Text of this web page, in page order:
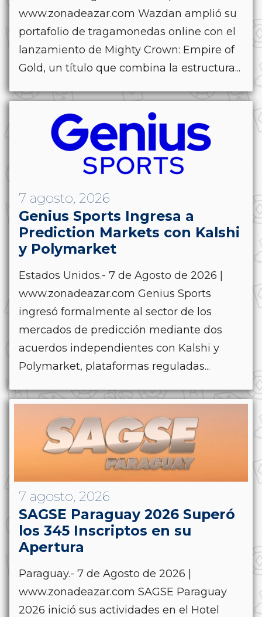
www.zonadeazar.com Wazdan amplió su
portafolio de tragamonedas online con el
lanzamiento de Mighty Crown: Empire of
Gold, un título que combina la estructura...
7 agosto, 2026
Genius Sports Ingresa a
Prediction Markets con Kalshi
y Polymarket
Estados Unidos.- 7 de Agosto de 2026 |
www.zonadeazar.com Genius Sports
ingresó formalmente al sector de los
mercados de predicción mediante dos
acuerdos independientes con Kalshi y
Polymarket, plataformas reguladas...
7 agosto, 2026
SAGSE Paraguay 2026 Superó
los 345 Inscriptos en su
Apertura
Paraguay.- 7 de Agosto de 2026 |
www.zonadeazar.com SAGSE Paraguay
2026 inició sus actividades en el Hotel